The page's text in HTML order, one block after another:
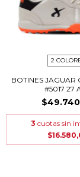
2
BOTINES JAGUAR
#5017 27
3 cuotas sin